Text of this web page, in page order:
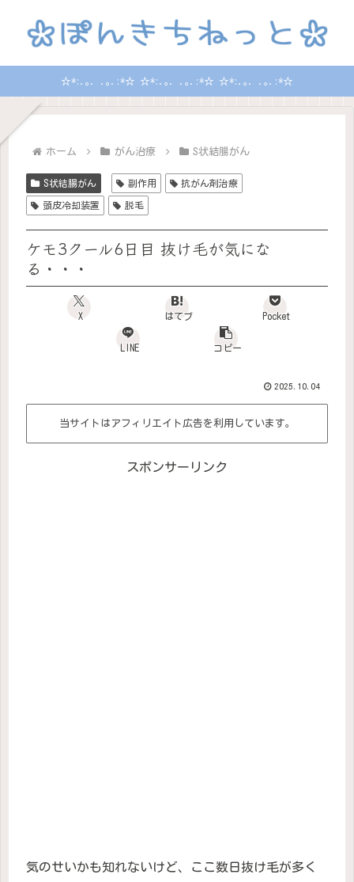
☆*:.｡. .｡.:*☆ ☆*:.｡. .｡.:*☆ ☆*:.｡. .｡.:*☆
ホーム がん治療 S状結腸がん
S状結腸がん 副作用 抗がん剤治療
頭皮冷却装置 脱毛
ケモ3クール6日目 抜け毛が気にな
る・・・
X はてブ Pocket
LINE コピー
2025.10.04
当サイトはアフィリエイト広告を利用しています。
スポンサーリンク
気のせいかも知れないけど、ここ数日抜け毛が多く